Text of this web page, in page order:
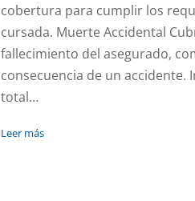
cobertura para cumplir los
cursada. Muerte Accidental
fallecimiento del asegurado,
consecuencia de un accidente.
total…
Leer más